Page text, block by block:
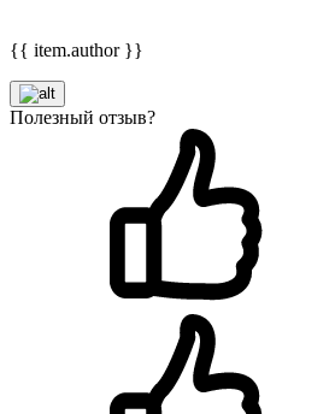
{{ item.author }}
Полезный отзыв?